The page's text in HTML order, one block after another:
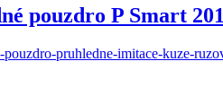
pouzdro P Smart